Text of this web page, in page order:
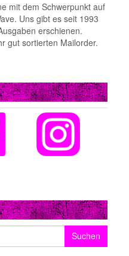
mit dem Schwerpunkt auf
Uns gibt es seit 1993
erschienen.
gut sortierten Mailorder.